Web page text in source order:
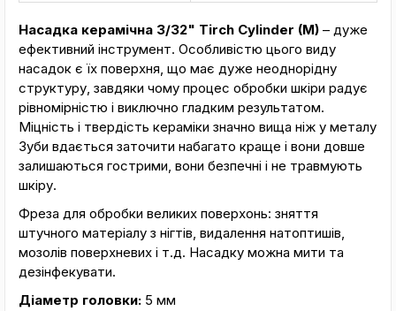
Насадка керамічна 3/32" Tirch Cylinder (M) – дуже
ефективний інструмент. Особливістю цього виду
насадок є їх поверхня, що має дуже неоднорідну
структуру, завдяки чому процес обробки шкіри радує
рівномірністю і виключно гладким результатом.
Міцність і твердість кераміки значно вища ніж у металу
Зуби вдається заточити набагато краще і вони довше
залишаються гострими, вони безпечні і не травмують
шкіру.
Фреза для обробки великих поверхонь: зняття
штучного матеріалу з нігтів, видалення натоптишів,
мозолів поверхневих і т.д. Насадку можна мити та
дезінфекувати.
Діаметр головки: 5 мм